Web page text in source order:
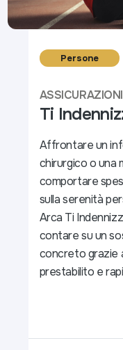
Persone
ASSICURAZIONI
Ti
Affrontare un
chirurgico o una
comportare
sulla serenità
Arca Ti
contare su un
concreto grazie
prestabilito e